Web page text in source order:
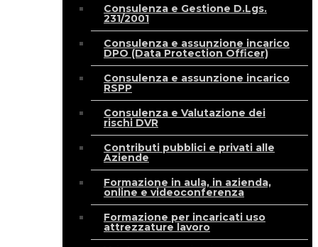
Consulenza e Gestione D.Lgs.
231/2001
Consulenza e assunzione incarico
DPO (Data Protection Officer)
Consulenza e assunzione incarico
RSPP
Consulenza e Valutazione dei
rischi DVR
Contributi pubblici e privati alle
Aziende
Formazione in aula, in azienda,
online e videoconferenza
Formazione per incaricati uso
attrezzature lavoro